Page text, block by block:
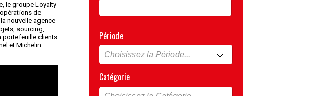
le groupe Loyalty
de
nouvelle agence
sourcing,
portefeuille clients
et Michelin...
Période
Catégorie